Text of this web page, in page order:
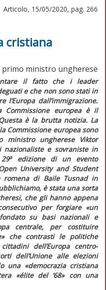
Articolo, 15/05/2020, pag. 266
cristiana
ministro ungherese
il fatto che i leader
e che non sono stati in
l’Europa dall’immigrazione.
europea è il
è la brutta notizia. La
Commissione europea sono
ungherese Viktor
nazionaliste e sovraniste in
aedizione di un evento
University and Student
romena di Baile Tusnad in
è stata una sorta
che gli hanno appena
per forgiare «un
su basi nazionali e
centrale, per costituire
che contrasti le politiche
dell’Europa centro-
dell’Unione alle elezioni
una «democrazia cristiana
«élite del ’68»con una